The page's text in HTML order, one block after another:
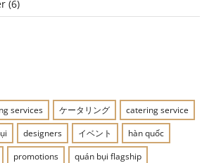
(6)
services ケータリング
catering service
designers イベント
hàn quốc
promotions
quán bụi flagship